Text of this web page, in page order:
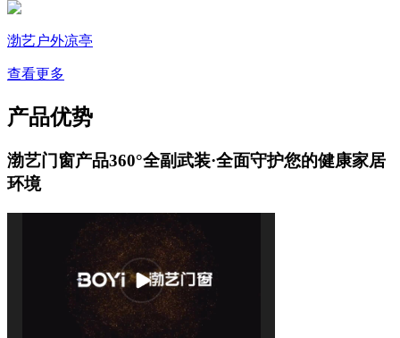
渤艺户外凉亭
查看更多
产品优势
渤艺门窗产品360°全副武装·全面守护您的健康家居
环境